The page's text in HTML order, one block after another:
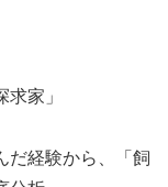
家」
だ経験から、「飼